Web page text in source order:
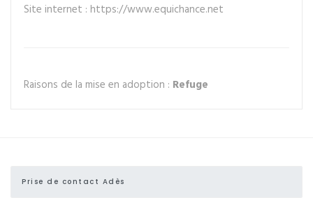
Site internet : https://www.equichance.net
Raisons de la mise en adoption : Refuge